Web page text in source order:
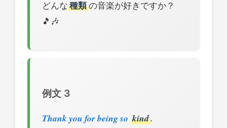
どんな 種類の音楽が好きですか？
🎵🎶
例文 3
Thank you for being so kind.